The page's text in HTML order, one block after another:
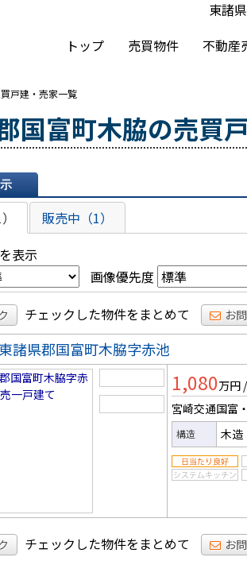
東諸
トップ 売買物件 不動産
戸建・売家一覧
国富町木脇の売買
販売中（1）
表示
画像優先度
チェックした物件をまとめて お
東諸県郡国富町木脇字赤池
1,080万円 /
宮崎交通国富
構造 木造
チェックした物件をまとめて お